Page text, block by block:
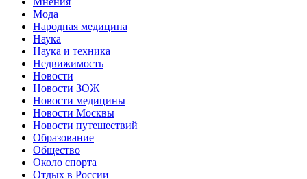
Мода
Народная медицина
Наука
Наука и техника
Недвижимость
Новости
Новости ЗОЖ
Новости медицины
Новости Москвы
Новости путешествий
Образование
Общество
Около спорта
Отдых в России